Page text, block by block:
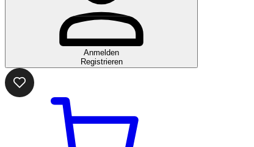
Anmelden
Registrieren